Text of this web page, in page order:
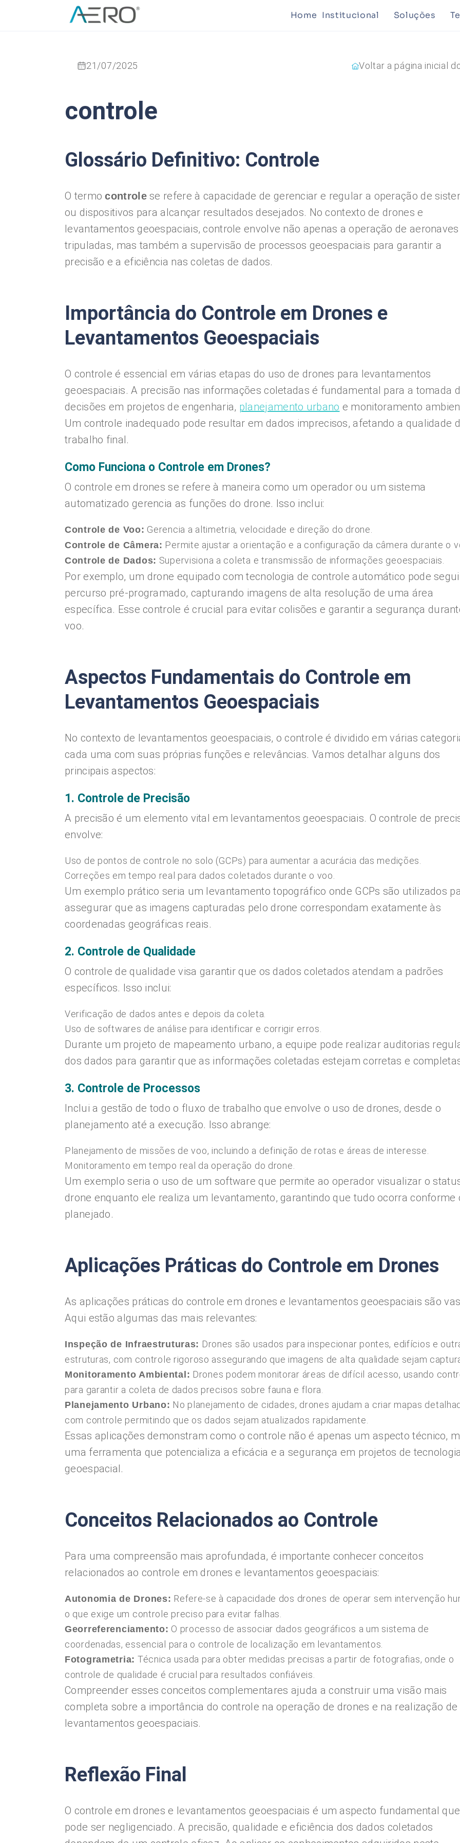
Home Institucional Soluções
21/07/2025 Voltar a página inicial
controle
Glossário Definitivo: Controle
O termocontrolese refere à capacidade de gerenciar e regular a operação de
ou dispositivos para alcançar resultados desejados. No contexto de drones e
levantamentos geoespaciais, controle envolve não apenas a operação de
tripuladas, mas também a supervisão de processos geoespaciais para garantir a
precisão e a eficiência nas coletas de dados.
Importância do Controle em Drones e
Levantamentos Geoespaciais
O controle é essencial em várias etapas do uso de drones para levantamentos
geoespaciais. A precisão nas informações coletadas é fundamental para a tomada
decisões em projetos de engenharia, planejamento urbano e monitoramento
Um controle inadequado pode resultar em dados imprecisos, afetando a qualidade
trabalho final.
Como Funciona o Controle em Drones?
O controle em drones se refere à maneira como um operador ou um sistema
automatizado gerencia as funções do drone. Isso inclui:
Controle de Voo: Gerencia a altimetria, velocidade e direção do drone.
Controle de Câmera: Permite ajustar a orientação e a configuração da câmera durante o
Controle de Dados: Supervisiona a coleta e transmissão de informações geoespaciais.
Por exemplo, um drone equipado com tecnologia de controle automático pode
percurso pré-programado, capturando imagens de alta resolução de uma área
específica. Esse controle é crucial para evitar colisões e garantir a segurança
voo.
Aspectos Fundamentais do Controle em
Levantamentos Geoespaciais
No contexto de levantamentos geoespaciais, o controle é dividido em várias
cada uma com suas próprias funções e relevâncias. Vamos detalhar alguns dos
principais aspectos:
1. Controle de Precisão
A precisão é um elemento vital em levantamentos geoespaciais. O controle de
envolve:
Uso de pontos de controle no solo (GCPs) para aumentar a acurácia das medições.
Correções em tempo real para dados coletados durante o voo.
Um exemplo prático seria um levantamento topográfico onde GCPs são utilizados
assegurar que as imagens capturadas pelo drone correspondam exatamente às
coordenadas geográficas reais.
2. Controle de Qualidade
O controle de qualidade visa garantir que os dados coletados atendam a padrões
específicos. Isso inclui:
Verificação de dados antes e depois da coleta.
Uso de softwares de análise para identificar e corrigir erros.
Durante um projeto de mapeamento urbano, a equipe pode realizar auditorias
dos dados para garantir que as informações coletadas estejam corretas e
3. Controle de Processos
Inclui a gestão de todo o fluxo de trabalho que envolve o uso de drones, desde o
planejamento até a execução. Isso abrange:
Planejamento de missões de voo, incluindo a definição de rotas e áreas de interesse.
Monitoramento em tempo real da operação do drone.
Um exemplo seria o uso de um software que permite ao operador visualizar o
drone enquanto ele realiza um levantamento, garantindo que tudo ocorra conforme
planejado.
Aplicações Práticas do Controle em Drones
As aplicações práticas do controle em drones e levantamentos geoespaciais são
Aqui estão algumas das mais relevantes:
Inspeção de Infraestruturas: Drones são usados para inspecionar pontes, edifícios e
estruturas, com controle rigoroso assegurando que imagens de alta qualidade sejam
Monitoramento Ambiental: Drones podem monitorar áreas de difícil acesso, usando
para garantir a coleta de dados precisos sobre fauna e flora.
Planejamento Urbano: No planejamento de cidades, drones ajudam a criar mapas
com controle permitindo que os dados sejam atualizados rapidamente.
Essas aplicações demonstram como o controle não é apenas um aspecto técnico,
uma ferramenta que potencializa a eficácia e a segurança em projetos de
geoespacial.
Conceitos Relacionados ao Controle
Para uma compreensão mais aprofundada, é importante conhecer conceitos
relacionados ao controle em drones e levantamentos geoespaciais:
Autonomia de Drones: Refere-se à capacidade dos drones de operar sem intervenção
o que exige um controle preciso para evitar falhas.
Georreferenciamento: O processo de associar dados geográficos a um sistema de
coordenadas, essencial para o controle de localização em levantamentos.
Fotogrametria: Técnica usada para obter medidas precisas a partir de fotografias, onde o
controle de qualidade é crucial para resultados confiáveis.
Compreender esses conceitos complementares ajuda a construir uma visão mais
completa sobre a importância do controle na operação de drones e na realização de
levantamentos geoespaciais.
Reflexão Final
O controle em drones e levantamentos geoespaciais é um aspecto fundamental
pode ser negligenciado. A precisão, qualidade e eficiência dos dados coletados